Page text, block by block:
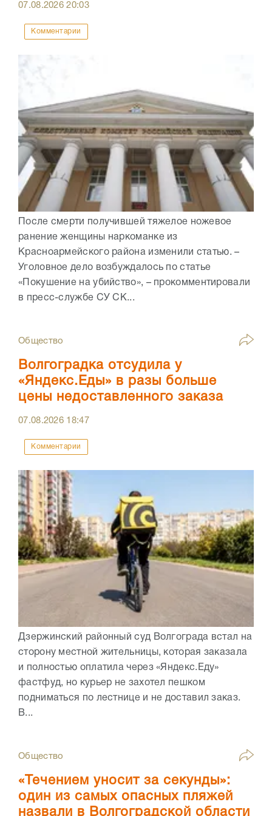
07.08.202620:03
Комментарии
После смерти получившей тяжелое ножевое
ранение женщины наркоманке из
Красноармейского района изменили статью. –
Уголовное дело возбуждалось по статье
«Покушение на убийство», – прокомментировали
в пресс-службе СУ СК...
Общество
Волгоградка отсудила у
«Яндекс.Еды» в разы больше
цены недоставленного заказа
07.08.2026 18:47
Комментарии
Дзержинский районный суд Волгограда встал на
сторону местной жительницы, которая заказала
и полностью оплатила через «Яндекс.Еду»
фастфуд, но курьер не захотел пешком
подниматься по лестнице и не доставил заказ.
В...
Общество
«Течением уносит за секунды»:
один из самых опасных пляжей
назвали в Волгоградской области